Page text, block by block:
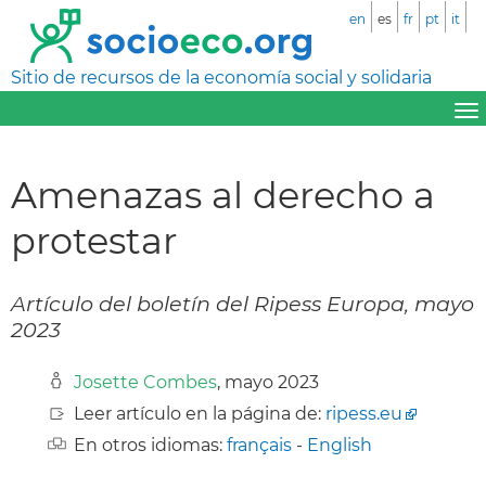
Sitio de recursos de la economía social y solidaria
en es fr pt it
Amenazas al derecho a
protestar
Artículo del boletín del Ripess Europa, mayo
2023
Josette Combes, mayo 2023
Leer artículo en la página de: ripess.eu
En otros idiomas: français - English